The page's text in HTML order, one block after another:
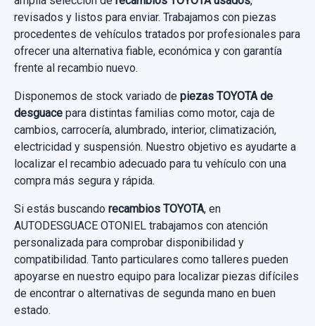
PILOTO TRASERO DERECHO INTERIOR
PILOTO TRASERO DERECHO INTERIOR
usado.
TOYOTA COROLLA (E15) 1.4 TURBODIESEL
CAT
Garantía 1 año
Consultar por whatsapp
CAT
Garantía 1 año
30,00 €
Sin IVA, gastos de envío no incluidos.
Consultar por whatsapp
ASIENTO DELANTERO DERECHO MANUAL
4P... usado.
TOYOTA COROLLA (E15) 1.4 TURBODIESEL
Garantía 1 año
Ref:829878
49,00 €
Sin IVA, gastos de envío no incluidos.
Consultar por whatsapp
PUENTE DELANTERO
TOYOTA COROLLA (E15) 1.4 TURBODIESEL
CAT
Garantía 1 año
120,00 €
Sin IVA, gastos de envío no incluidos.
Consultar por whatsapp
revisados y listos para enviar. Trabajamos con piezas
procedentes de vehículos tratados por profesionales para
ofrecer una alternativa fiable, económica y con garantía
frente al recambio nuevo.
Disponemos de stock variado de piezas TOYOTA de
desguace para distintas familias como motor, caja de
cambios, carrocería, alumbrado, interior, climatización,
electricidad y suspensión. Nuestro objetivo es ayudarte a
localizar el recambio adecuado para tu vehículo con una
compra más segura y rápida.
Si estás buscando recambios TOYOTA, en
AUTODESGUACE OTONIEL trabajamos con atención
personalizada para comprobar disponibilidad y
compatibilidad. Tanto particulares como talleres pueden
apoyarse en nuestro equipo para localizar piezas difíciles
de encontrar o alternativas de segunda mano en buen
estado.